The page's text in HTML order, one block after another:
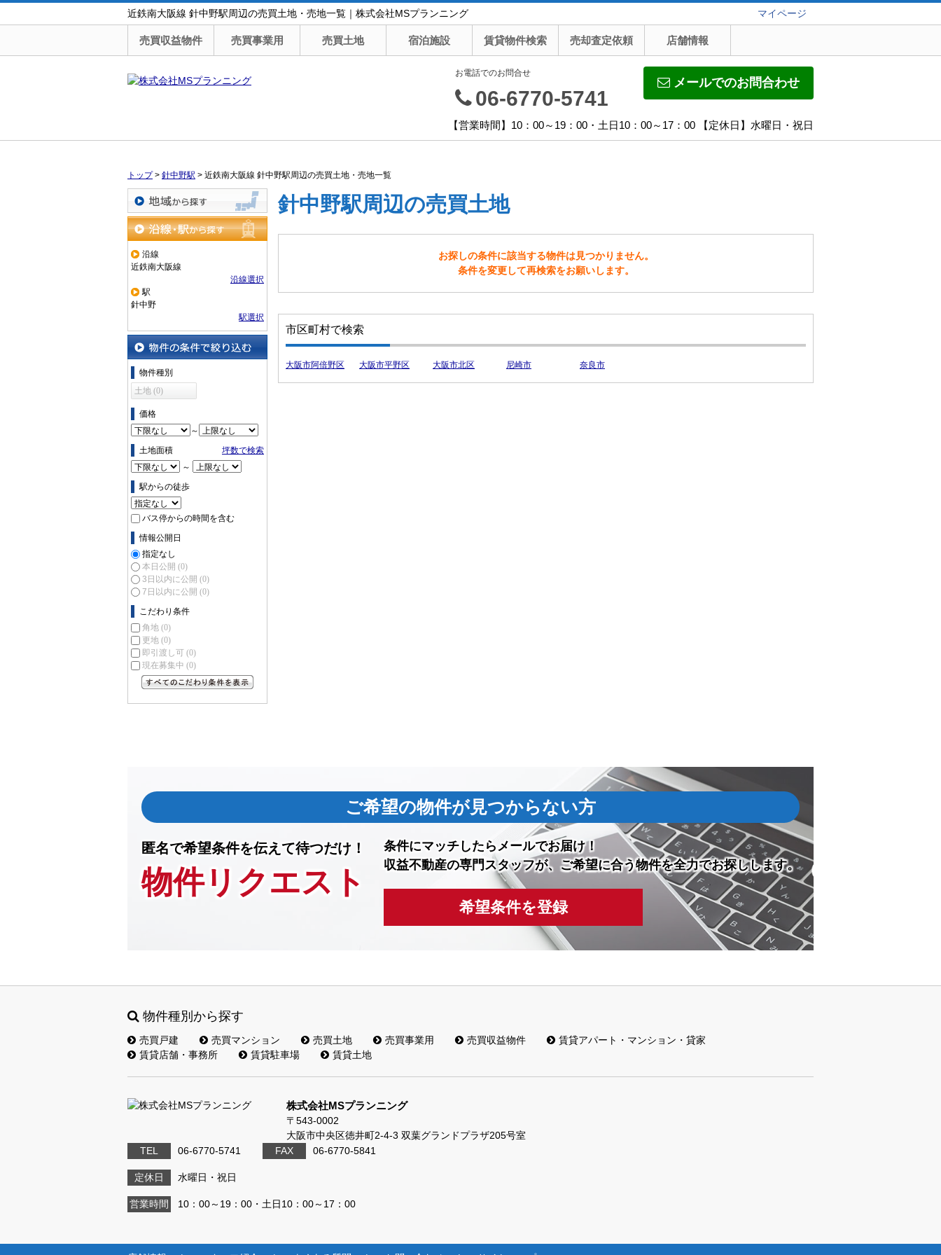
近鉄南大阪線 針中野駅周辺の売買土地・売地一覧｜株式会社MSプランニング マイページ
売買収益物件 売買事業用 売買土地 宿泊施設 賃貸物件検索 売却査定依頼 店舗情報
メールでのお問合わせ
お電話でのお問合せ
06-6770-5741
【営業時間】10：00～19：00・土日10：00～17：00 【定休日】水曜日・祝日
トップ> 針中野駅 > 近鉄南大阪線 針中野駅周辺の売買土地・売地一覧
地域から探す
沿線・駅から探す
沿線
近鉄南大阪線
沿線選択
駅
針中野
駅選択
物件の条件で絞り込む
物件種別
土地 (0)
価格
～
土地面積
坪数で検索
～
駅からの徒歩
バス停からの時間を含む
情報公開日
指定なし
本日公開 (0)
3日以内に公開 (0)
7日以内に公開 (0)
こだわり条件
角地 (0)
更地 (0)
即引渡し可 (0)
現在募集中 (0)
針中野駅周辺の売買土地
お探しの条件に該当する物件は見つかりません。
条件を変更して再検索をお願いします。
市区町村で検索
大阪市阿倍野区 大阪市平野区 大阪市北区 尼崎市 奈良市
ご希望の物件が見つからない方
匿名で希望条件を伝えて待つだけ！
物件リクエスト
条件にマッチしたらメールでお届け！
収益不動産の専門スタッフが、ご希望に合う物件を全力でお探しします。
希望条件を登録
物件種別から探す
売買戸建 売買マンション 売買土地 売買事業用 売買収益物件
賃貸アパート・マンション・貸家
賃貸店舗・事務所
賃貸駐車場 賃貸土地
株式会社MSプランニング
〒543-0002
大阪市中央区徳井町2-4-3 双葉グランドプラザ205号室
TEL
06-6770-5741 FAX 06-6770-5841
定休日 水曜日・祝日
営業時間 10：00～19：00・土日10：00～17：00